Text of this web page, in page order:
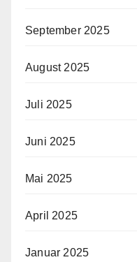
September 2025
August 2025
Juli 2025
Juni 2025
Mai 2025
April 2025
Januar 2025